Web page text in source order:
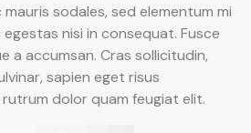
sodales, sed elementum mi
nisi in consequat. Fusce
a accumsan. Cras sollicitudin,
sapien eget risus
dolor quam feugiat elit.